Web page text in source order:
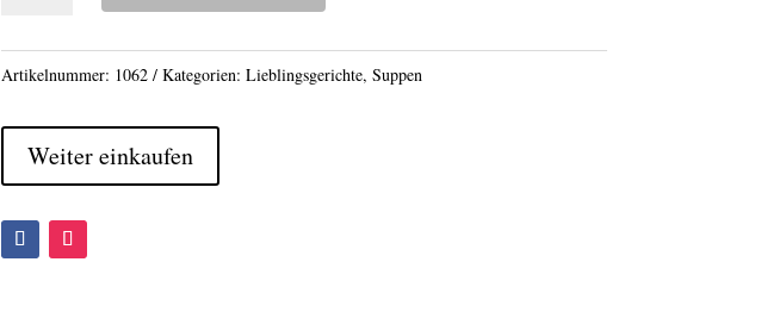
Artikelnummer: 1062 Kategorien: Lieblingsgerichte, Suppen
Weiter einkaufen